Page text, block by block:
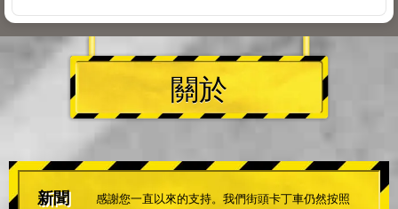
關於
新聞
感謝您一直以來的支持。我們街頭卡丁車仍然按照